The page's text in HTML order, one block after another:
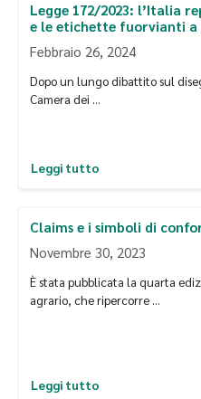
Legge 172/2023: l’Italia
e le etichette fuorvianti a
Febbraio 26, 2024
Dopo un lungo dibattito sul
Camera dei …
Leggi tutto
Claims e i simboli di
Novembre 30, 2023
È stata pubblicata la quarta
agrario, che ripercorre …
Leggi tutto